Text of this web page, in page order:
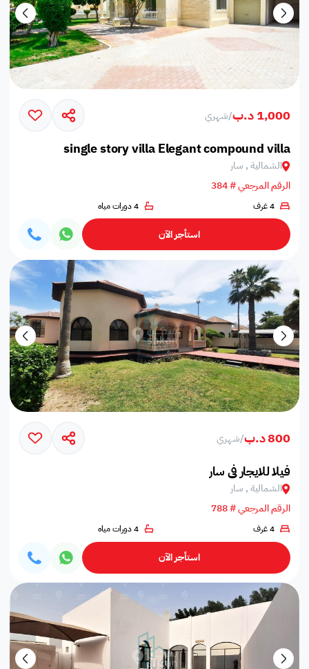
1,000 د.ب /شهري
single story villa Elegant compound villa
الشمالية , سار
الرقم المرجعي # 384
4 غرف 4 دورات مياه
استأجر الآن
800 د.ب /شهري
فيلا للايجار في سار
الشمالية , سار
الرقم المرجعي # 788
4 غرف 4 دورات مياه
استأجر الآن